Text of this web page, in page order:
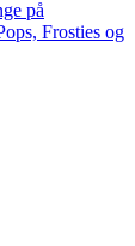
på
Frosties og